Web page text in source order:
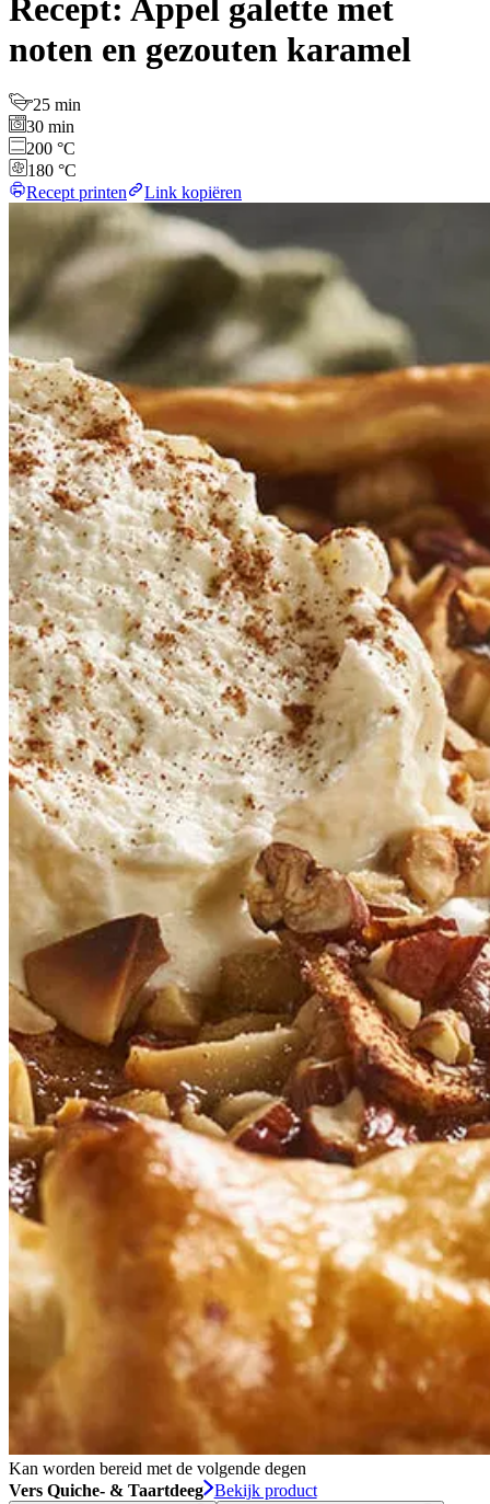
Recept: Appel galette met
noten en gezouten karamel
25 min
30 min
200 °C
180 °C
Recept printen
Link kopiëren
Kan worden bereid met de volgende degen
Vers Quiche- & Taartdeeg Bekijk product